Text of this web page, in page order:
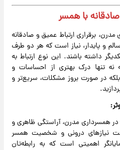
برقراری ارتباط عمیق و صادقانه
و پایدار، نیاز است که هر دو طرف
داشته باشند. این نوع ارتباط به
تنها درک بهتری از احساسات و
در صورت بروز مشکلات، سریع‌تر و
در همسرداری مدرن، آراستگی ظاهری و
نیازهای درونی و شخصیت همسر
اهمیتی است که به رابطه‌تان